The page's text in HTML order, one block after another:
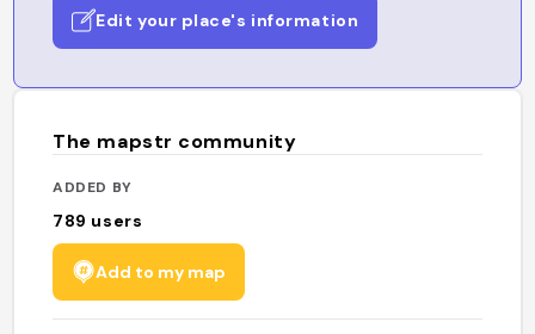
Edit your place's information
The mapstr community
ADDED BY
789 users
Add to my map